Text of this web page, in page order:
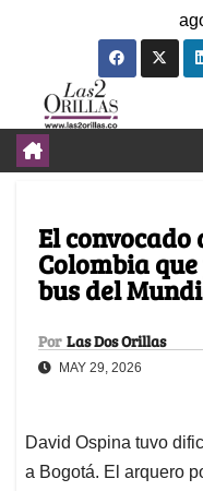
El convocado
Colombia
bus del
Por Las Dos Orillas
MAY 29, 2026
David Ospina tuvo
a Bogotá. El arquero